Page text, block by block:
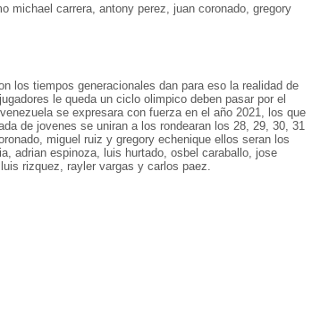
michael carrera, antony perez, juan coronado, gregory
los tiempos generacionales dan para eso la realidad de
le queda un ciclo olimpico deben pasar por el
se expresara con fuerza en el año 2021, los que
de jovenes se uniran a los rondearan los 28, 29, 30, 31
miguel ruiz y gregory echenique ellos seran los
adrian espinoza, luis hurtado, osbel caraballo, jose
rizquez, rayler vargas y carlos paez.